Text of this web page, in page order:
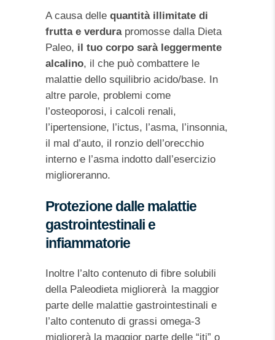
A causa delle quantità illimitate di
frutta e verdura promosse dalla Dieta
Paleo, il tuo corpo sarà leggermente
alcalino, il che può combattere le
malattie dello squilibrio acido/base. In
altre parole, problemi come
l’osteoporosi, i calcoli renali,
l’ipertensione, l’ictus, l’asma, l’insonnia,
il mal d’auto, il ronzio dell’orecchio
interno e l’asma indotto dall’esercizio
miglioreranno.
Protezione dalle malattie
gastrointestinali e
infiammatorie
Inoltre l’alto contenuto di fibre solubili
della Paleodieta migliorerà la maggior
parte delle malattie gastrointestinali e
l’alto contenuto di grassi omega-3
migliorerà la maggior parte delle “iti” o